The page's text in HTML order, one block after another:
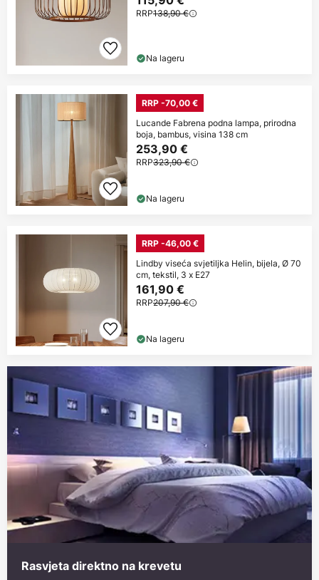
RRP138,90 €
Na lageru
RRP -70,00 €
Lucande Fabrena podna lampa, prirodna
boja, bambus, visina 138 cm
253,90 €
RRP323,90 €
Na lageru
RRP -46,00 €
Lindby viseća svjetiljka Helin, bijela, Ø 70
cm, tekstil, 3 x E27
161,90 €
RRP207,90 €
Na lageru
Rasvjeta direktno na krevetu